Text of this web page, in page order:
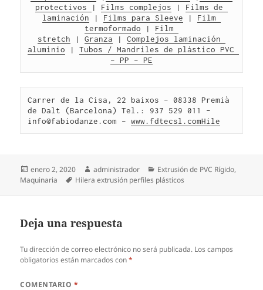
protectivos
| Films complejos | Films de
laminación | Films para Sleeve | Film
termoformado | Film
stretch | Granza | Complejos laminación
aluminio | Tubos / Mandriles de plástico PVC
– PP – PE
Carrer de la Cisa, 22 baixos – 08338 Premià
de Dalt (Barcelona) Tel.: 937 529 011 –
info@fabiodanze.com – www.fdtecsl.comHile
Publicado
el
enero 2, 2020 Autor
administrador Categorías
Extrusión de PVC Rígido,
Maquinaria
Etiquetas
Hilera extrusión perfiles plásticos
Deja una respuesta
Tu dirección de correo electrónico no será publicada. Los campos
obligatorios están marcados con*
COMENTARIO *